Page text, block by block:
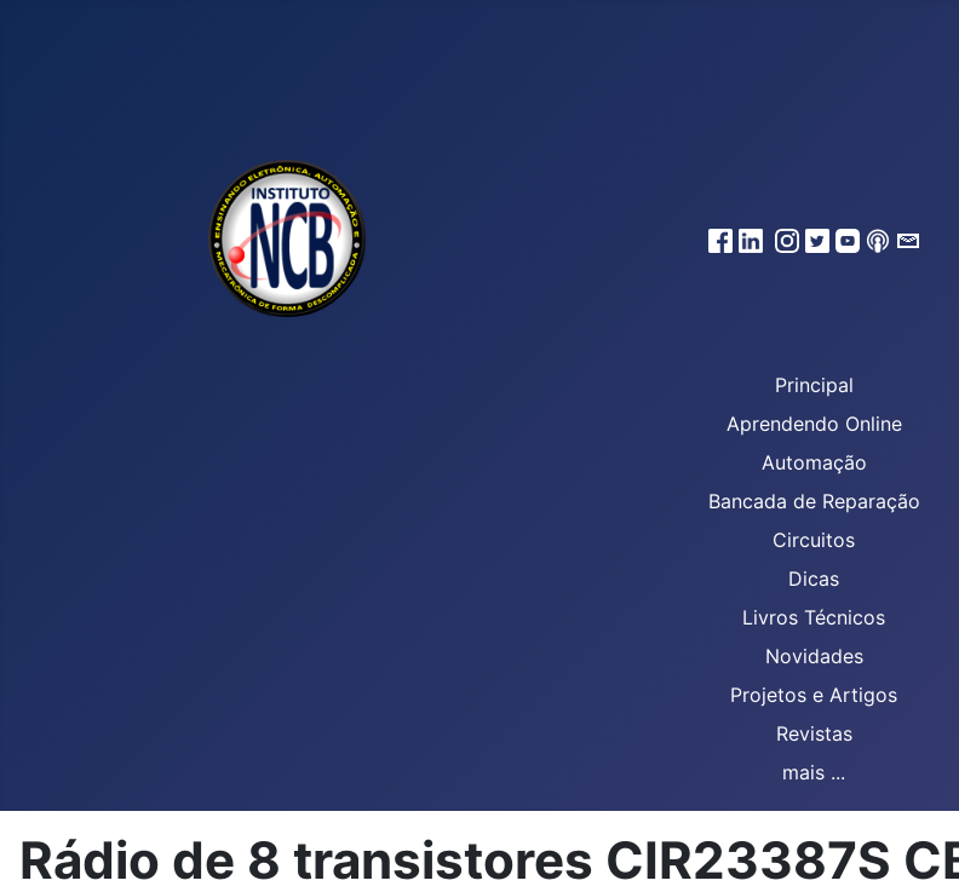
Principal
Aprendendo Online
Automação
Bancada de Reparação
Circuitos
Dicas
Livros Técnicos
Novidades
Projetos e Artigos
Revistas
mais ...
Rádio de 8 transistores CIR23387S